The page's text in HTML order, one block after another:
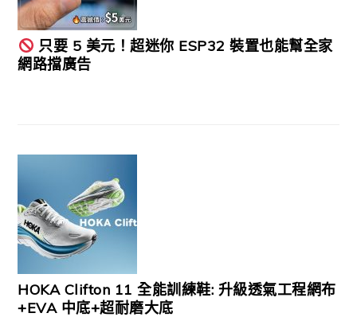
只要 5 美元！超迷你 ESP32 裝置也能幫全家
網路擋廣告
HOKA Clifton 11 全能訓練鞋: 升級透氣工程網布
+EVA 中底+超耐磨大底